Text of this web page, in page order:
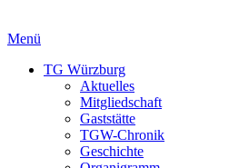
Menü
TG Würzburg
Aktuelles
Mitgliedschaft
Gaststätte
TGW-Chronik
Geschichte